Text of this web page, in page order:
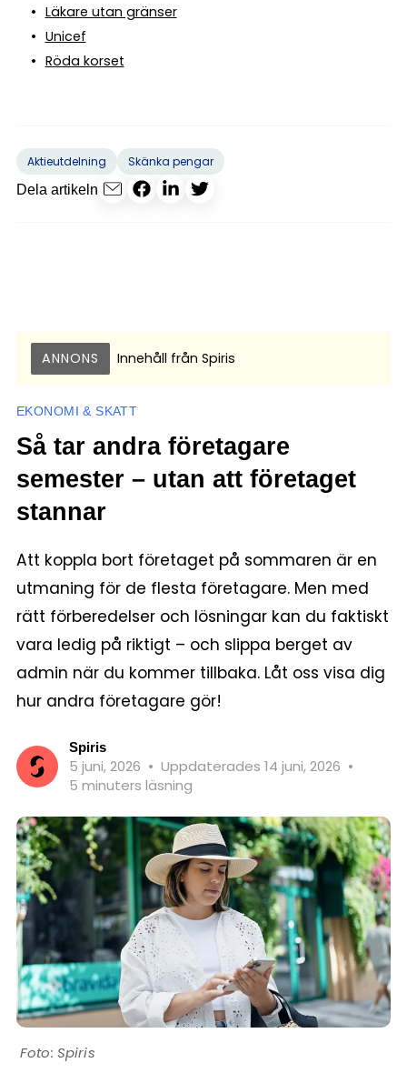
Läkare utan gränser
Unicef
Röda korset
Aktieutdelning
Skänka pengar
Dela artikeln
ANNONS Innehåll från Spiris
EKONOMI & SKATT
Så tar andra företagare
semester – utan att företaget
stannar
Att koppla bort företaget på sommaren är en
utmaning för de flesta företagare. Men med
rätt förberedelser och lösningar kan du faktiskt
vara ledig på riktigt – och slippa berget av
admin när du kommer tillbaka. Låt oss visa dig
hur andra företagare gör!
Spiris
5 juni, 2026 • Uppdaterades 14 juni, 2026 •
5 minuters läsning
Spiris